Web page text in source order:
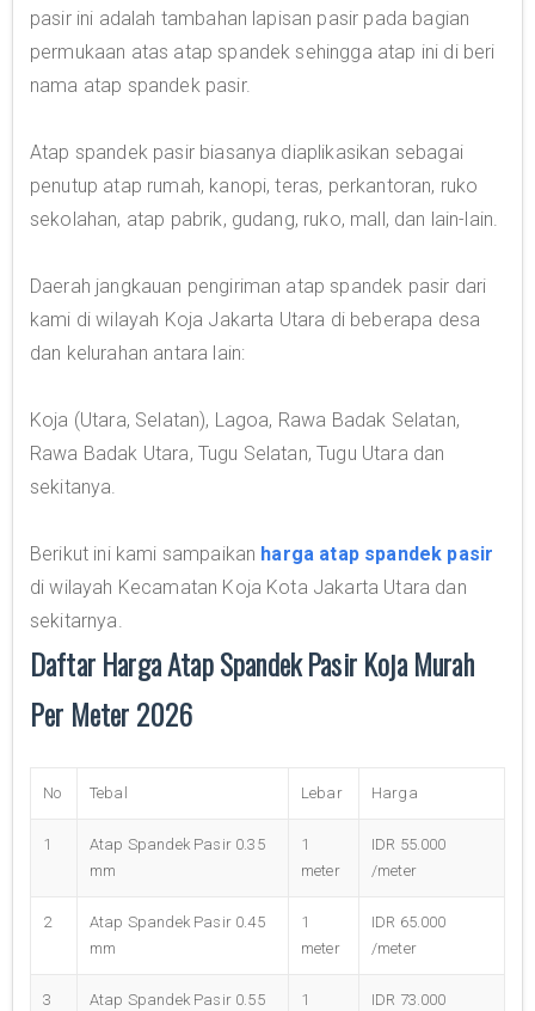
pasir ini adalah tambahan lapisan pasir pada bagian
permukaan atas atap spandek sehingga atap ini di beri
nama atap spandek pasir.
Atap spandek pasir biasanya diaplikasikan sebagai
penutup atap rumah, kanopi, teras, perkantoran, ruko
sekolahan, atap pabrik, gudang, ruko, mall, dan lain-lain.
Daerah jangkauan pengiriman atap spandek pasir dari
kami di wilayah Koja Jakarta Utara di beberapa desa
dan kelurahan antara lain:
Koja (Utara, Selatan), Lagoa, Rawa Badak Selatan,
Rawa Badak Utara, Tugu Selatan, Tugu Utara dan
sekitanya.
Berikut ini kami sampaikan harga atap spandek pasir
di wilayah Kecamatan Koja Kota Jakarta Utara dan
sekitarnya.
Daftar Harga Atap Spandek Pasir Koja Murah
Per Meter 2026
No Tebal Lebar Harga
1
Atap Spandek Pasir 0.35
mm
1
meter
IDR 55.000
/meter
2
Atap Spandek Pasir 0.45
mm
1
meter
IDR 65.000
/meter
3
Atap Spandek Pasir 0.55
1
IDR 73.000